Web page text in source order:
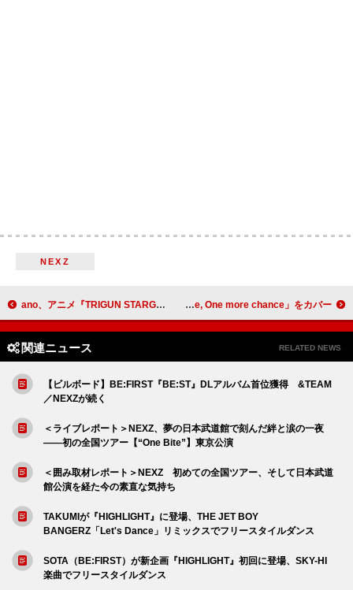
NEXZ
ano、アニメ『TRIGUN STARGAZE』OPテーマ「ピカレスクヒーロー」MVティザー公開 DISH//、山崎まさよし「One more time, One more chance」をカバー
関連ニュース RELATED NEWS
【ビルボード】BE:FIRST『BE:ST』DLアルバム首位獲得 &TEAM
／NEXZが続く
＜ライブレポート＞NEXZ、夢の日本武道館で刻んだ絆と涙の一夜
――初の全国ツアー【“One Bite”】東京公演
＜囲み取材レポート＞NEXZ 初めての全国ツアー、そして日本武道
館公演を経た今の素直な気持ち
TAKUMIが『HIGHLIGHT』に登場、THE JET BOY
BANGERZ「Let's Dance」リミックスでフリースタイルダンス
SOTA（BE:FIRST）が新企画『HIGHLIGHT』初回に登場、SKY-HI
楽曲でフリースタイルダンス